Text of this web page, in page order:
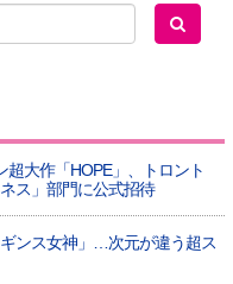
大作「HOPE」、トロント
ス」部門に公式招待
ンス女神」…次元が違う超ス